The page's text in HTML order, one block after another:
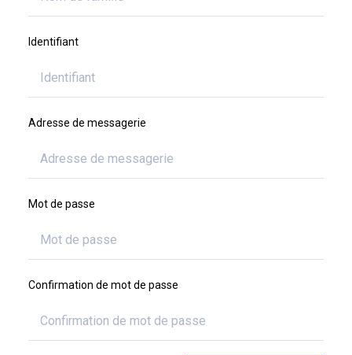
Identifiant
Adresse de messagerie
Mot de passe
Confirmation de mot de passe